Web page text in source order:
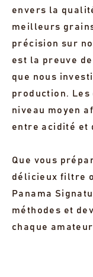
envers la
meilleurs
précision sur
est la preuve
que nous
production.
niveau moyen
entre acidité et
Que vous
délicieux filtre
Panama
méthodes et
chaque